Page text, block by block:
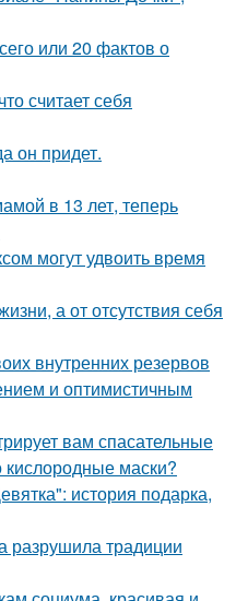
или 20 фактов о
считает себя
он придет.
в 13 лет, теперь
могут удвоить время
а от отсутствия себя
внутренних резервов
и оптимистичным
вам спасательные
кислородные маски?
история подарка,
разрушила традиции